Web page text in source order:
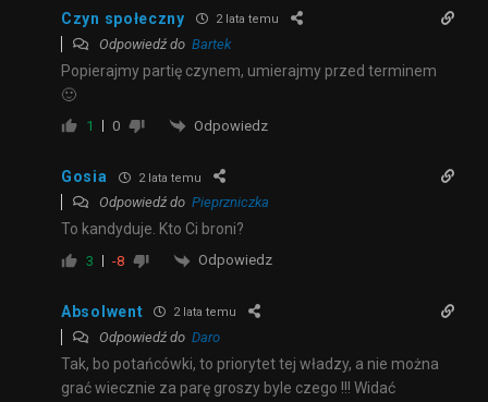
Czyn społeczny 2 lata temu
Odpowiedź do Bartek
Popierajmy partię czynem, umierajmy przed terminem
🙂
1 0 Odpowiedz
Gosia 2 lata temu
Odpowiedź do Pieprzniczka
To kandyduje. Kto Ci broni?
3 -8 Odpowiedz
Absolwent 2 lata temu
Odpowiedź do Daro
Tak, bo potańcówki, to priorytet tej władzy, a nie można
grać wiecznie za parę groszy byle czego !!! Widać